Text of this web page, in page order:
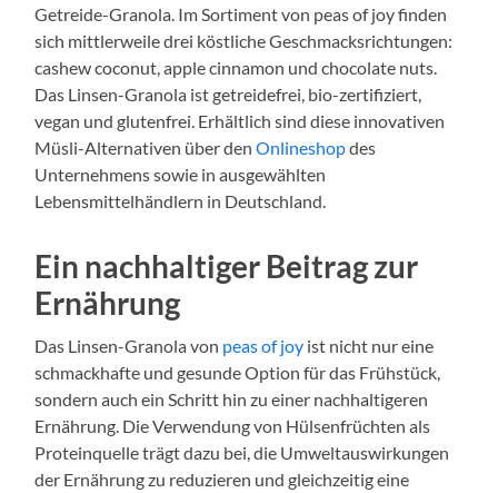
Getreide-Granola. Im Sortiment von peas of joy finden
sich mittlerweile drei köstliche Geschmacksrichtungen:
cashew coconut, apple cinnamon und chocolate nuts.
Das Linsen-Granola ist getreidefrei, bio-zertifiziert,
vegan und glutenfrei. Erhältlich sind diese innovativen
Müsli-Alternativen über denOnlineshopdes
Unternehmens sowie in ausgewählten
Lebensmittelhändlern in Deutschland.
Ein nachhaltiger Beitrag zur
Ernährung
Das Linsen-Granola von peas of joy ist nicht nur eine
schmackhafte und gesunde Option für das Frühstück,
sondern auch ein Schritt hin zu einer nachhaltigeren
Ernährung. Die Verwendung von Hülsenfrüchten als
Proteinquelle trägt dazu bei, die Umweltauswirkungen
der Ernährung zu reduzieren und gleichzeitig eine